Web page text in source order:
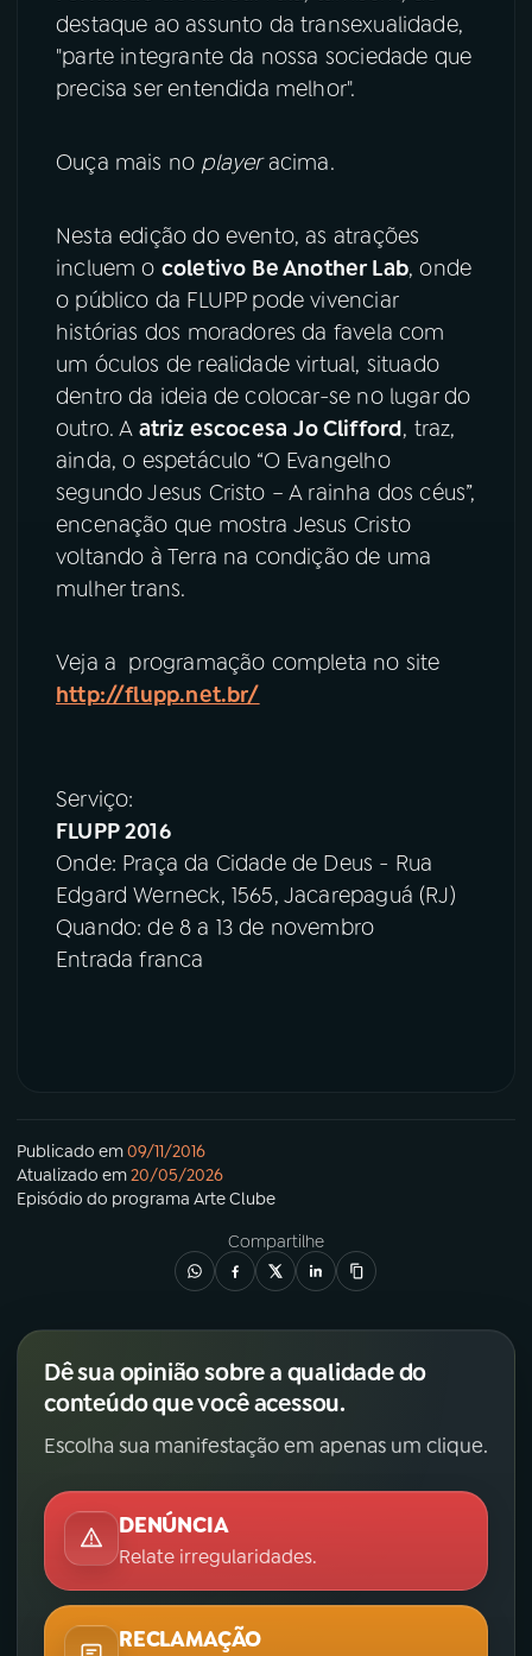
Instagram X
TikTok
destaque ao assunto da transexualidade,
"parte integrante da nossa sociedade que
precisa ser entendida melhor".
Ouça mais no playeracima.
Nesta edição do evento, as atrações
incluem o coletivo Be Another Lab, onde
o público da FLUPP pode vivenciar
histórias dos moradores da favela com
um óculos de realidade virtual, situado
dentro da ideia de colocar-se no lugar do
outro. A atriz escocesa Jo Clifford, traz,
ainda, o espetáculo “O Evangelho
segundo Jesus Cristo – A rainha dos céus”,
encenação que mostra Jesus Cristo
voltando à Terra na condição de uma
mulher trans.
Veja a programação completa no site
http://flupp.net.br/
Serviço:
FLUPP 2016
Onde: Praça da Cidade de Deus - Rua
Edgard Werneck, 1565, Jacarepaguá (RJ)
Quando: de 8 a 13 de novembro
Entrada franca
Publicado em09/11/2016
Atualizado em20/05/2026
Episódio do programa Arte Clube
Compartilhe
Dê sua opinião sobre a qualidade do
conteúdo que você acessou.
Escolha sua manifestação em apenas um clique.
DENÚNCIA
Relate irregularidades.
RECLAMAÇÃO